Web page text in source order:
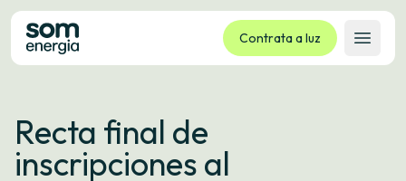
Contrata a luz
Abrir
Tarifas
Servizos
Empresas
Recta final de
inscripciones al